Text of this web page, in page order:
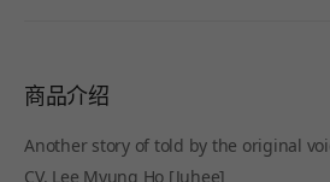
商品介绍
Another story of told by the original
CV. Lee Myung Ho [Juhee]